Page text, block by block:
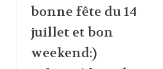
bonne fête du 14
juillet et bon
weekend:)